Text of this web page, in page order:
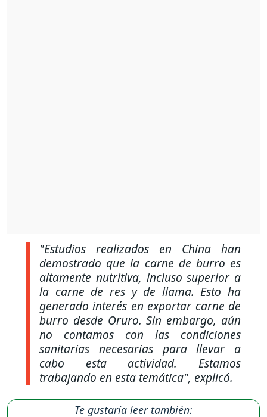
"Estudios realizados en China han
demostrado que la carne de burro es
altamente nutritiva, incluso superior a
la carne de res y de llama. Esto ha
generado interés en exportar carne de
burro desde Oruro. Sin embargo, aún
no contamos con las condiciones
sanitarias necesarias para llevar a
cabo esta actividad. Estamos
trabajando en esta temática", explicó.
Te gustaría leer también: